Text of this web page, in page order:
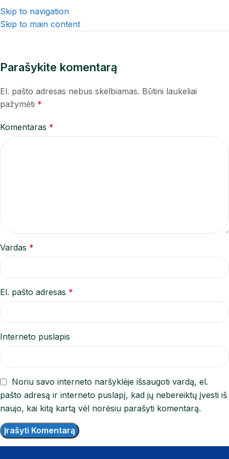
Skip to navigation
Skip to main content
Parašykite komentarą
El. pašto adresas nebus skelbiamas. Būtini laukeliai
pažymėti *
Komentaras *
Vardas *
El. pašto adresas *
Interneto puslapis
Noriu savo interneto naršyklėje išsaugoti vardą, el.
pašto adresą ir interneto puslapį, kad jų nebereiktų įvesti iš
naujo, kai kitą kartą vėl norėsiu parašyti komentarą.